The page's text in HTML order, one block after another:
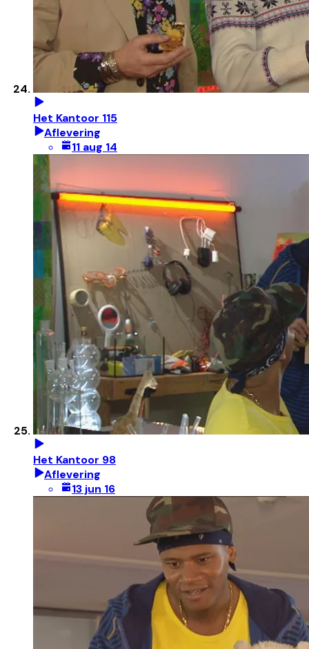
Het Kantoor 115
Aflevering
11 aug 14
Het Kantoor 98
Aflevering
13 jun 16